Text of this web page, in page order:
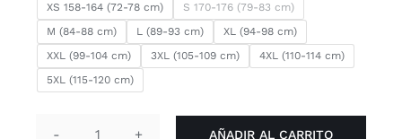
XS 158-164 (72-78 cm)
S 170-176 (79-83 cm)
M (84-88 cm)
L (89-93 cm)
XL (94-98 cm)
XXL (99-104 cm)
3XL (105-109 cm)
4XL (110-114 cm)
5XL (115-120 cm)
AÑADIR AL CARRITO